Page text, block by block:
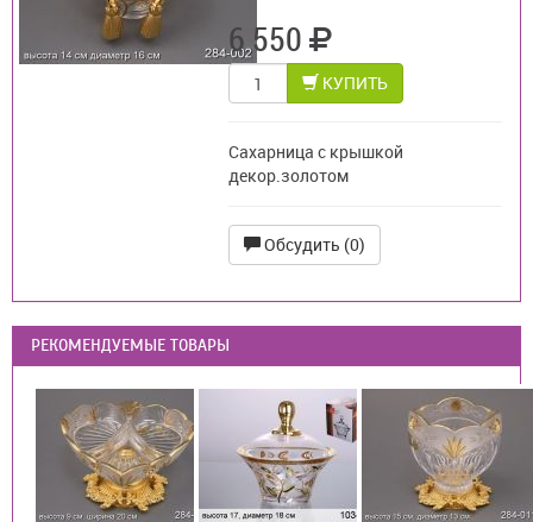
6 550
КУПИТЬ
Сахарница с крышкой
декор.золотом
Обсудить (0)
РЕКОМЕНДУЕМЫЕ ТОВАРЫ